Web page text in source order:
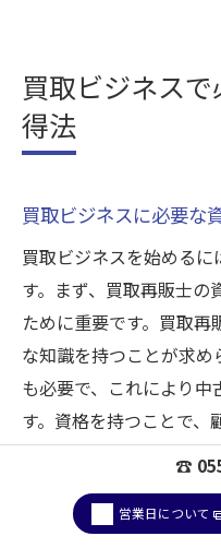
買取ビジネス
得法
買取ビジネスに必要な
買取ビジネスを始める
す。まず、買取再販士の
ために重要です。買取
な知識を持つことが求
も必要で、これにより
す。資格を持つことで、
り、ビジネスの成功につ
資格取得が買取業界で
☎
営業日について